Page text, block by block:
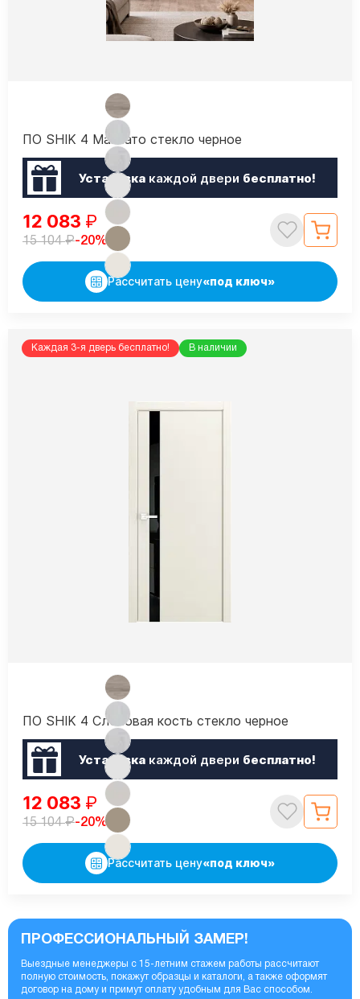
ПО SHIK 4 Макиато стекло черное
Установкакаждой двери бесплатно!
12 083 ₽
15 104₽-20%
Рассчитать цену«под ключ»
Каждая 3-я дверь бесплатно! В наличии
ПО SHIK 4 Слоновая кость стекло черное
Установкакаждой двери бесплатно!
12 083 ₽
15 104₽-20%
Рассчитать цену«под ключ»
ПРОФЕССИОНАЛЬНЫЙ ЗАМЕР!
Выездные менеджеры с 15-летним стажем работы рассчитают
полную стоимость, покажут образцы и каталоги, а также оформят
договор на дому и примут оплату удобным для Вас способом.